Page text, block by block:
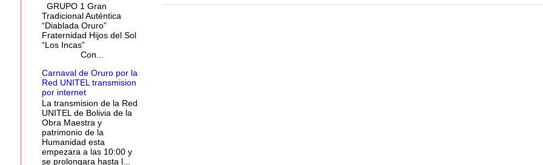
GRUPO 1 Gran
Tradicional Auténtica
“Diablada Oruro”
Fraternidad Hijos del Sol
“Los Incas”
Con...
Carnaval de Oruro por la
Red UNITEL transmision
por internet
La transmision de la Red
UNITEL de Bolivia de la
Obra Maestra y
patrimonio de la
Humanidad esta
empezara a las 10:00 y
se prolongara hasta l...